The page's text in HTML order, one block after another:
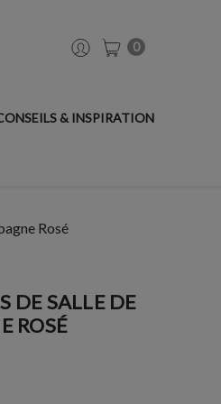
0
& INSPIRATION
Rosé
DE SALLE DE
ROSÉ